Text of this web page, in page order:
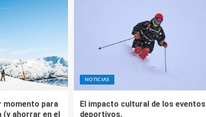
momento para
(y ahorrar en el
NOTICIAS
El impacto cultural de los eventos
deportivos.